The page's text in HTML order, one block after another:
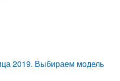
2019. Выбираем модель